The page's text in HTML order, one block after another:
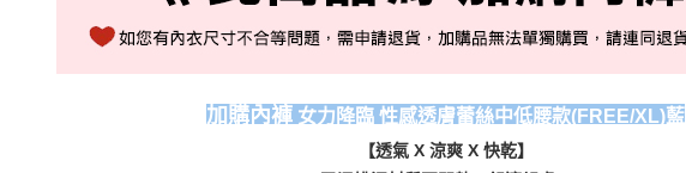
加購內褲 女力降臨 性感透膚蕾絲中低腰款(FREE/XL)藍
【透氣 X 涼爽 X 快乾】